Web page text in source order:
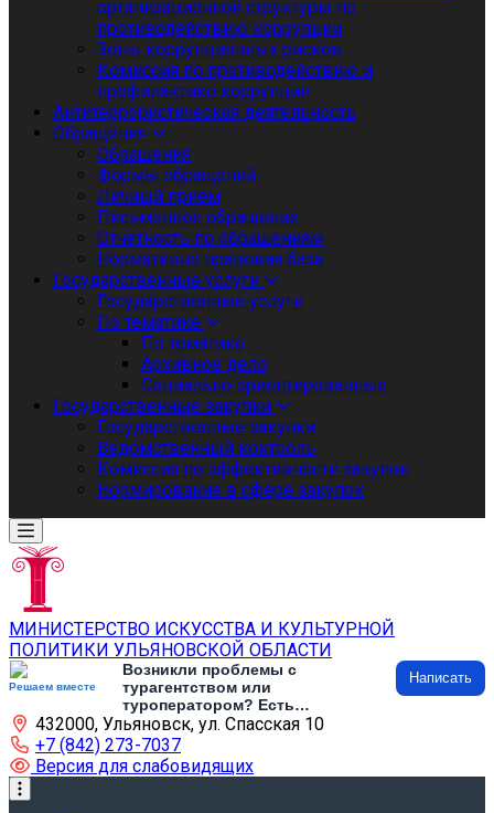
организационной структуры по
противодействию коррупции
Зоны коррупционных рисков
Комиссия по противодействию и
профилактике коррупции
Антитеррористическая деятельность
Обращения
Обращения
Формы обращений
Личный приём
Письменное обращение
Отчетность по обращениям
Нормативно правовая база
Государственные услуги
Государственные услуги
По тематике
По тематике
Архивное дело
Социально ориентированные
Государственные закупки
Государственные закупки
Ведомственный контроль
Комиссия по эффективности закупок
Нормирование в сфере закупок
МИНИСТЕРСТВО ИСКУССТВА И КУЛЬТУРНОЙ
ПОЛИТИКИ УЛЬЯНОВСКОЙ ОБЛАСТИ
Решаем вместе
Возникли проблемы с
турагентством или
туроператором? Есть
предложения по развитию
туризма и туристической
инфраструктуры? Напишите об
этом
Написать
432000, Ульяновск, ул. Спасская 10
+7 (842) 273-7037
Версия для слабовидящих